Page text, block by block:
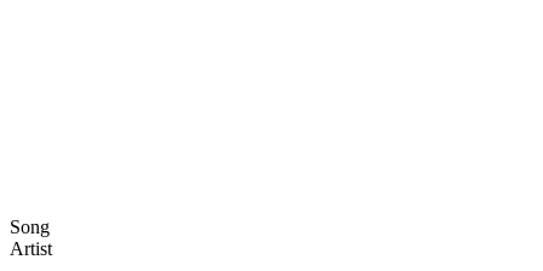
Song
Artist